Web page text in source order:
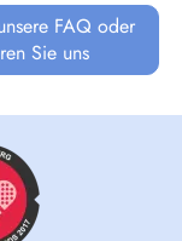
FAQ oder
Sie uns